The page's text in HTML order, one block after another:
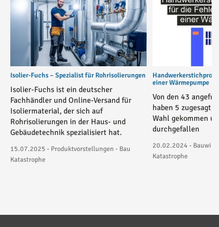
Isolier-Fuchs – Spezialist für Rohrisolierungen
Isolier-Fuchs ist ein deutscher
Fachhändler und Online-Versand für
Isoliermaterial, der sich auf
Rohrisolierungen in der Haus- und
Gebäudetechnik spezialisiert hat.
15.07.2025 - Produktvorstellungen - Bau
Katastrophe
einer Wärmepumpe
Von den 43
haben 5 zugesagt,
Wahl gekommen
durchgefallen
20.02.2024 -
Katastrophe